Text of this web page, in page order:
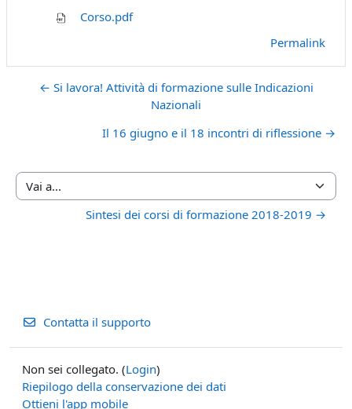
Corso.pdf
Permalink
← Si lavora! Attività di formazione sulle Indicazioni
Nazionali
Il 16 giugno e il 18 incontri di riflessione →
Vai a...
Sintesi dei corsi di formazione 2018-2019 →
Contatta il supporto
Non sei collegato. (Login)
Riepilogo della conservazione dei dati
Ottieni l'app mobile